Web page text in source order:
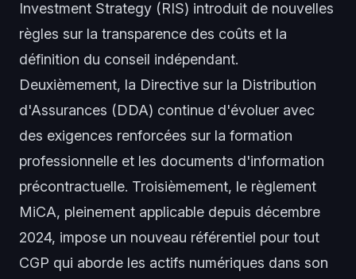
Investment Strategy (RIS) introduit de nouvelles
règles sur la transparence des coûts et la
définition du conseil indépendant.
Deuxièmement, la Directive sur la Distribution
d'Assurances (DDA) continue d'évoluer avec
des exigences renforcées sur la formation
professionnelle et les documents d'information
précontractuelle. Troisièmement, le règlement
MiCA, pleinement applicable depuis décembre
2024, impose un nouveau référentiel pour tout
CGP qui aborde les actifs numériques dans son